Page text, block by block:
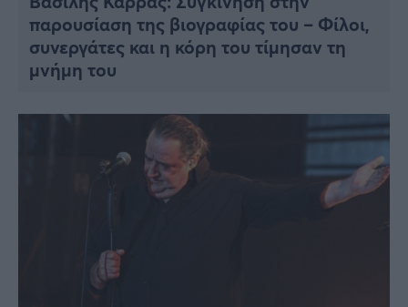
παρουσίαση της βιογραφίας του – Φίλοι,
συνεργάτες και η κόρη του τίμησαν τη
μνήμη του